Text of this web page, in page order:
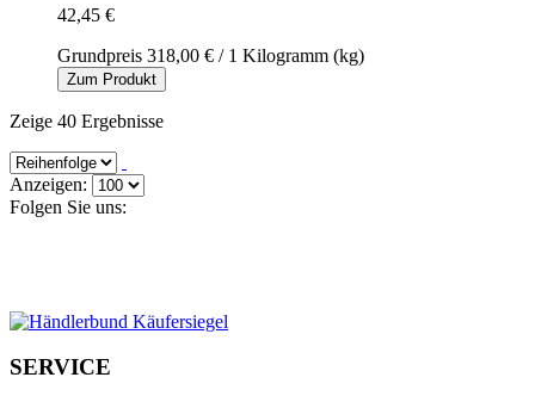
42,45 €
Grundpreis 318,00 € / 1 Kilogramm (kg)
Zum Produkt
Zeige 40 Ergebnisse
Anzeigen:
Folgen Sie uns:
SERVICE